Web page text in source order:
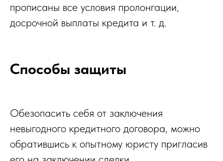
прописаны все условия пролонгации,
досрочной выплаты кредита и т. д.
Способы защиты
Обезопасить себя от заключения
невыгодного кредитного договора, можно
обратившись к опытному юристу пригласив